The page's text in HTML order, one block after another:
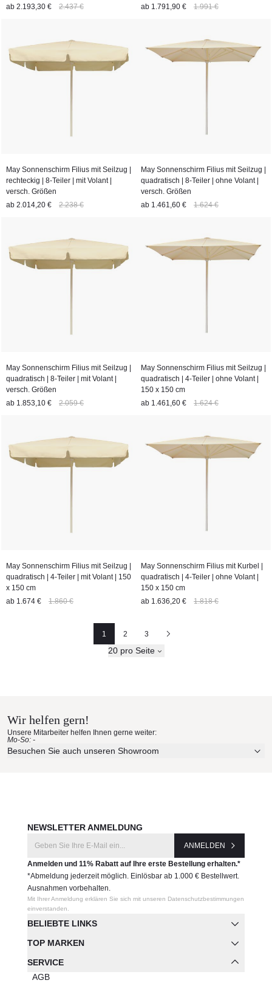
ab 2.193,30 € 2.437 €
ab 1.791,90 € 1.991 €
May Sonnenschirm Filius mit Seilzug |
rechteckig | 8-Teiler | mit Volant |
versch. Größen
ab 2.014,20 € 2.238 €
May Sonnenschirm Filius mit Seilzug |
quadratisch | 8-Teiler | ohne Volant |
versch. Größen
ab 1.461,60 € 1.624 €
May Sonnenschirm Filius mit Seilzug |
quadratisch | 8-Teiler | mit Volant |
versch. Größen
ab 1.853,10 € 2.059 €
May Sonnenschirm Filius mit Seilzug |
quadratisch | 4-Teiler | ohne Volant |
150 x 150 cm
ab 1.461,60 € 1.624 €
May Sonnenschirm Filius mit Seilzug |
quadratisch | 4-Teiler | mit Volant | 150
x 150 cm
ab 1.674 € 1.860 €
May Sonnenschirm Filius mit Kurbel |
quadratisch | 4-Teiler | ohne Volant |
150 x 150 cm
ab 1.636,20 € 1.818 €
Seite
1
Seite
2 3
Nächste
20 pro Seite
Wir helfen gern!
Unsere Mitarbeiter helfen Ihnen gerne weiter:
Mo-So: -
Besuchen Sie auch unseren Showroom
BELIEBTE LINKS
TOP MARKEN
SERVICE
AGB
NEWSLETTER ANMELDUNG
ANMELDEN
Anmelden und 11% Rabatt auf Ihre erste Bestellung erhalten.*
*Abmeldung jederzeit möglich. Einlösbar ab 1.000 € Bestellwert.
Ausnahmen vorbehalten.
Mit Ihrer Anmeldung erklären Sie sich mit unseren Datenschutzbestimmungen
einverstanden.